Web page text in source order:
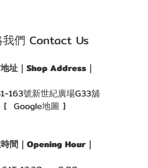
我們 Contact Us
地址｜Shop Address｜
163號新世紀廣場G33舖
[ Google地圖 ]
時間｜Opening Hour｜